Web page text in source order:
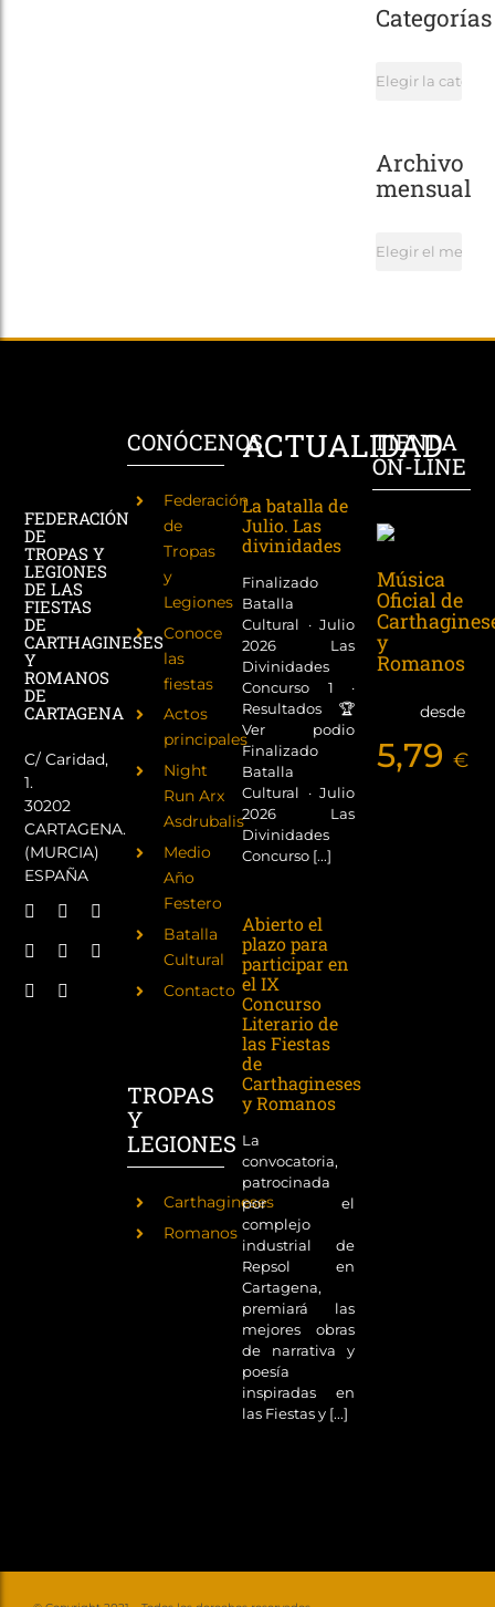
Categorías
Categorías
Archivo
mensual
Archivo
mensual
FEDERACIÓN
DE
TROPAS Y
LEGIONES
DE LAS
FIESTAS
DE
CARTHAGINESES
Y
ROMANOS
DE
CARTAGENA
C/ Caridad,
1.
30202
CARTAGENA.
(MURCIA)
ESPAÑA
CONÓCENOS
Federación
de
Tropas
y
Legiones
Conoce
las
fiestas
Actos
principales
Night
Run Arx
Asdrubalis
Medio
Año
Festero
Batalla
Cultural
Contacto
TROPAS
Y
LEGIONES
Carthagineses
Romanos
ACTUALIDAD
La batalla de
Julio. Las
divinidades
Finalizado
Batalla
Cultural · Julio
2026 Las
Divinidades
Concurso 1 ·
Resultados 🏆
Ver podio
Finalizado
Batalla
Cultural · Julio
2026 Las
Divinidades
Concurso [...]
Abierto el
plazo para
participar en
el IX
Concurso
Literario de
las Fiestas
de
Carthagineses
y Romanos
La
convocatoria,
patrocinada
por el
complejo
industrial de
Repsol en
Cartagena,
premiará las
mejores obras
de narrativa y
poesía
inspiradas en
las Fiestas y [...]
TIENDA
ON-LINE
Música
Oficial de
y
Romanos
desde
5,79€